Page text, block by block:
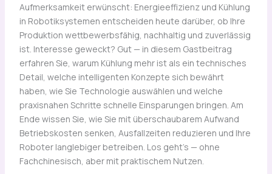
Aufmerksamkeit erwünscht: Energieeffizienz und Kühlung
in Robotiksystemen entscheiden heute darüber, ob Ihre
Produktion wettbewerbsfähig, nachhaltig und zuverlässig
ist. Interesse geweckt? Gut — in diesem Gastbeitrag
erfahren Sie, warum Kühlung mehr ist als ein technisches
Detail, welche intelligenten Konzepte sich bewährt
haben, wie Sie Technologie auswählen und welche
praxisnahen Schritte schnelle Einsparungen bringen. Am
Ende wissen Sie, wie Sie mit überschaubarem Aufwand
Betriebskosten senken, Ausfallzeiten reduzieren und Ihre
Roboter langlebiger betreiben. Los geht’s — ohne
Fachchinesisch, aber mit praktischem Nutzen.